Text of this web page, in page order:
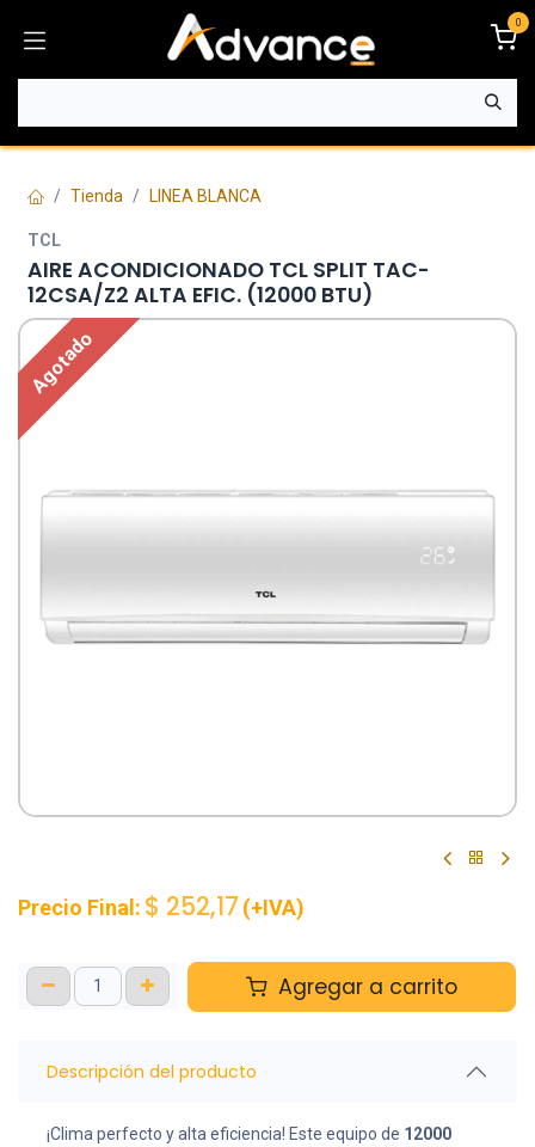
0
Tienda LINEA BLANCA
TCL
AIRE ACONDICIONADO TCL SPLIT TAC-
12CSA/Z2 ALTA EFIC. (12000 BTU)
Agotado
Precio Final: $ 252,17 (+IVA)
Agregar a carrito
Descripción del producto
¡Clima perfecto y alta eficiencia! Este equipo de 12000